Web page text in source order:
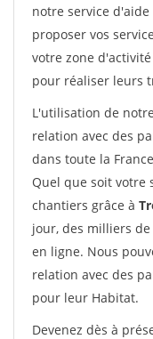
notre service
proposer vos
votre zone
pour réaliser leurs
L'utilisation de
relation avec des
dans toute la
Quel que soit votre
chantiers grâce à
jour, des milliers
en ligne. Nous
relation avec des
pour leur Habitat.
Devenez dès à